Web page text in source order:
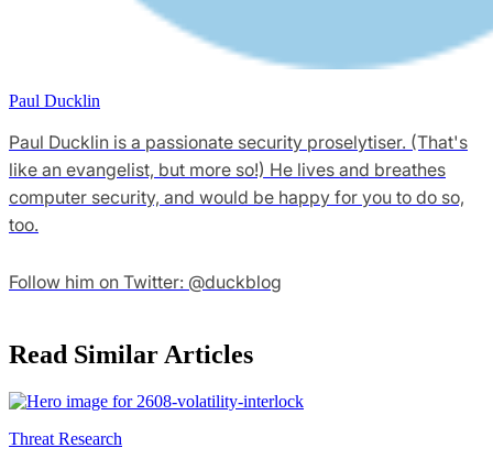
Paul Ducklin
Paul Ducklin is a passionate security proselytiser. (That's
like an evangelist, but more so!) He lives and breathes
computer security, and would be happy for you to do so,
too.
Follow him on Twitter: @duckblog
Read Similar Articles
Threat Research